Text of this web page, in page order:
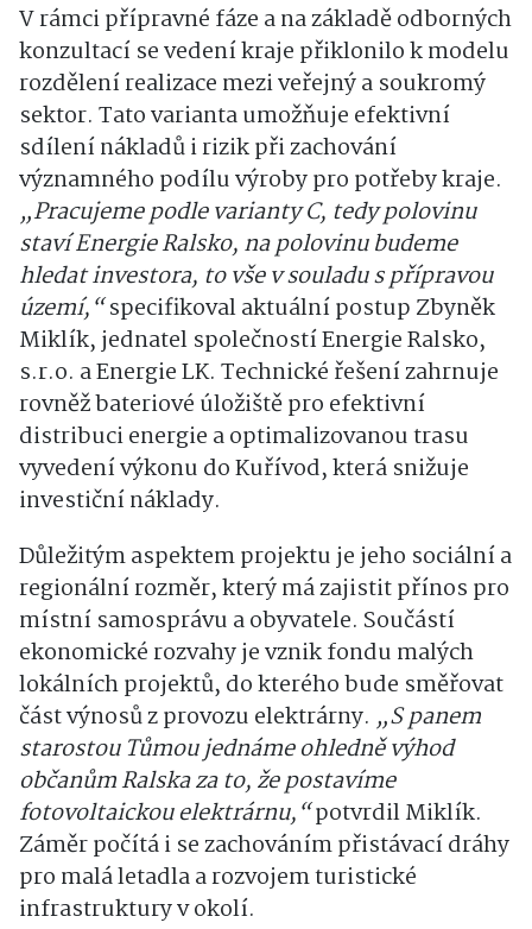
V rámci přípravné fáze a na základě odborných
konzultací se vedení kraje přiklonilo k modelu
rozdělení realizace mezi veřejný a soukromý
sektor. Tato varianta umožňuje efektivní
sdílení nákladů i rizik při zachování
významného podílu výroby pro potřeby kraje.
„Pracujeme podle varianty C, tedy polovinu
staví Energie Ralsko, na polovinu budeme
hledat investora, to vše v souladu s přípravou
území,“specifikoval aktuální postup Zbyněk
Miklík, jednatel společností Energie Ralsko,
s.r.o. a Energie LK. Technické řešení zahrnuje
rovněž bateriové úložiště pro efektivní
distribuci energie a optimalizovanou trasu
vyvedení výkonu do Kuřívod, která snižuje
investiční náklady.
Důležitým aspektem projektu je jeho sociální a
regionální rozměr, který má zajistit přínos pro
místní samosprávu a obyvatele. Součástí
ekonomické rozvahy je vznik fondu malých
lokálních projektů, do kterého bude směřovat
část výnosů z provozu elektrárny. „S panem
starostou Tůmou jednáme ohledně výhod
občanům Ralska za to, že postavíme
fotovoltaickou elektrárnu,“potvrdil Miklík.
Záměr počítá i se zachováním přistávací dráhy
pro malá letadla a rozvojem turistické
infrastruktury v okolí.